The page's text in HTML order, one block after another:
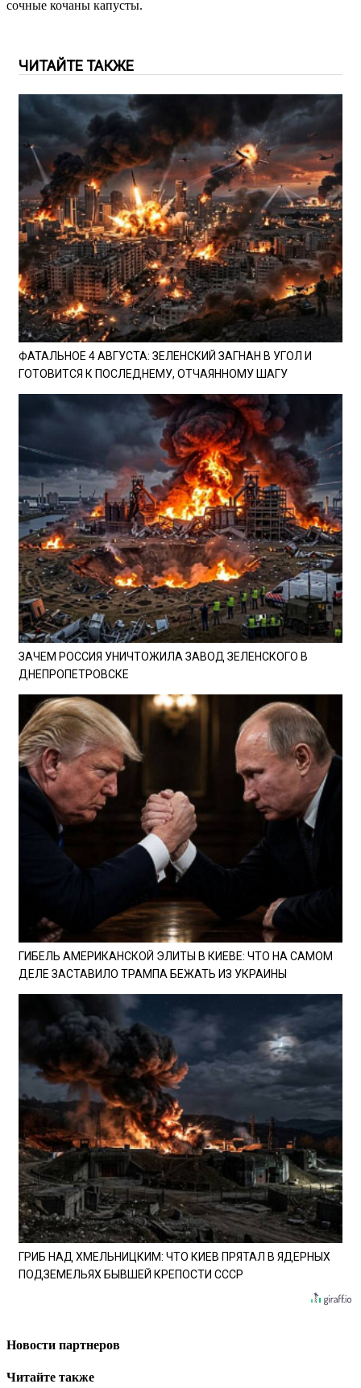
сочные кочаны капусты.
ЧИТАЙТЕ ТАКЖЕ
ФАТАЛЬНОЕ 4 АВГУСТА: ЗЕЛЕНСКИЙ ЗАГНАН В УГОЛ И
ГОТОВИТСЯ К ПОСЛЕДНЕМУ, ОТЧАЯННОМУ ШАГУ
ЗАЧЕМ РОССИЯ УНИЧТОЖИЛА ЗАВОД ЗЕЛЕНСКОГО В
ДНЕПРОПЕТРОВСКЕ
ГИБЕЛЬ АМЕРИКАНСКОЙ ЭЛИТЫ В КИЕВЕ: ЧТО НА САМОМ
ДЕЛЕ ЗАСТАВИЛО ТРАМПА БЕЖАТЬ ИЗ УКРАИНЫ
ГРИБ НАД ХМЕЛЬНИЦКИМ: ЧТО КИЕВ ПРЯТАЛ В ЯДЕРНЫХ
ПОДЗЕМЕЛЬЯХ БЫВШЕЙ КРЕПОСТИ СССР
Новости партнеров
Читайте также